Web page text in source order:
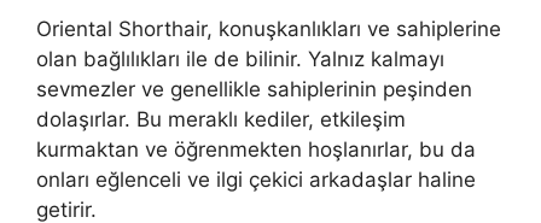
Oriental Shorthair, konuşkanlıkları ve sahiplerine
olan bağlılıkları ile de bilinir. Yalnız kalmayı
sevmezler ve genellikle sahiplerinin peşinden
dolaşırlar. Bu meraklı kediler, etkileşim
kurmaktan ve öğrenmekten hoşlanırlar, bu da
onları eğlenceli ve ilgi çekici arkadaşlar haline
getirir.